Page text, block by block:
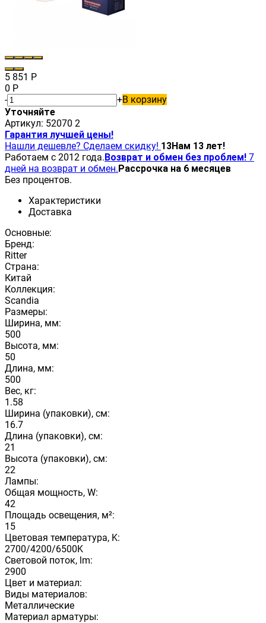
5 851 Р
0 Р
-
+В корзину
Уточняйте
Артикул: 52070 2
Гарантия лучшей цены!
Нашли дешевле? Сделаем скидку! 13Нам 13 лет!
Работаем с 2012 года.Возврат и обмен без проблем! 7
дней на возврат и обмен.Рассрочка на 6 месяцев
Без процентов.
Характеристики
Доставка
Основные:
Бренд:
Ritter
Страна:
Китай
Коллекция:
Scandia
Размеры:
Ширина, мм:
500
Высота, мм:
50
Длина, мм:
500
Вес, кг:
1.58
Ширина (упаковки), см:
16.7
Длина (упаковки), см:
21
Высота (упаковки), см:
22
Лампы:
Общая мощность, W:
42
Площадь освещения, м²:
15
Цветовая температура, K:
2700/4200/6500K
Световой поток, lm:
2900
Цвет и материал:
Виды материалов:
Металлические
Материал арматуры: